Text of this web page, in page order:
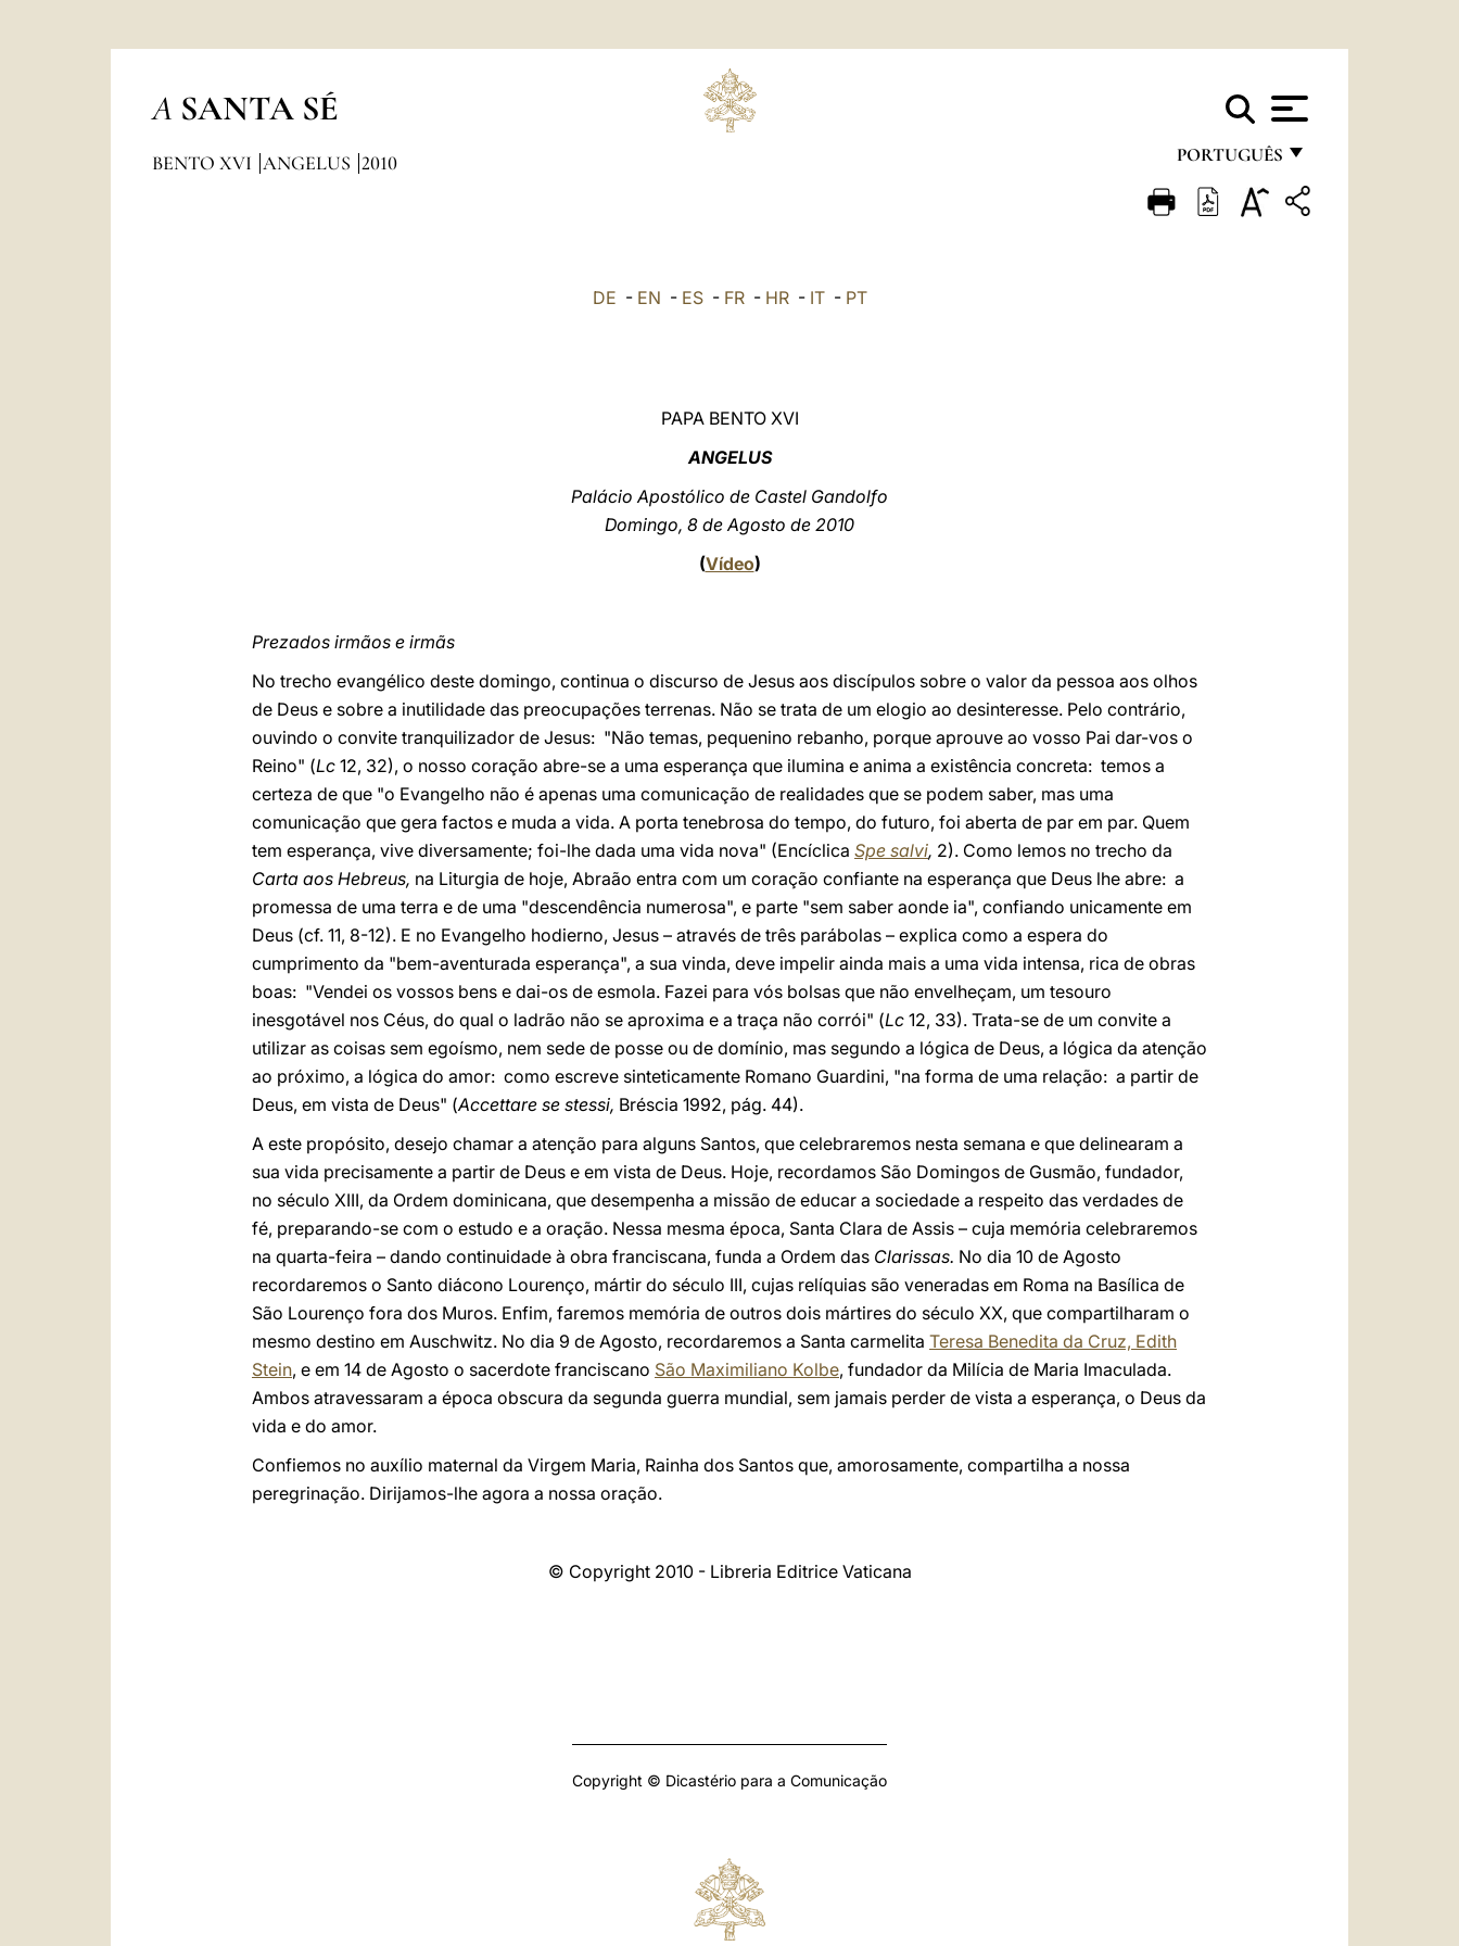
A SANTA SÉ
PORTUGUÊS
FRANÇAIS
BENTO XVI ANGELUS 2010
DE - EN - ES- FR- HR- IT- PT
PAPA BENTO XVI
ANGELUS
Palácio Apostólico de Castel Gandolfo
Domingo, 8 de Agosto de 2010
(Vídeo)
Prezados irmãos e irmãs
No trecho evangélico deste domingo, continua o discurso de Jesus aos discípulos sobre o valor da pessoa aos olhos
de Deus e sobre a inutilidade das preocupações terrenas. Não se trata de um elogio ao desinteresse. Pelo contrário,
ouvindo o convite tranquilizador de Jesus: "Não temas, pequenino rebanho, porque aprouve ao vosso Pai dar-vos o
Reino" (Lc 12, 32), o nosso coração abre-se a uma esperança que ilumina e anima a existência concreta: temos a
certeza de que "o Evangelho não é apenas uma comunicação de realidades que se podem saber, mas uma
comunicação que gera factos e muda a vida. A porta tenebrosa do tempo, do futuro, foi aberta de par em par. Quem
tem esperança, vive diversamente; foi-lhe dada uma vida nova" (Encíclica Spe salvi, 2). Como lemos no trecho da
Carta aos Hebreus, na Liturgia de hoje, Abraão entra com um coração confiante na esperança que Deus lhe abre: a
promessa de uma terra e de uma "descendência numerosa", e parte "sem saber aonde ia", confiando unicamente em
Deus (cf. 11, 8-12). E no Evangelho hodierno, Jesus – através de três parábolas – explica como a espera do
cumprimento da "bem-aventurada esperança", a sua vinda, deve impelir ainda mais a uma vida intensa, rica de obras
boas: "Vendei os vossos bens e dai-os de esmola. Fazei para vós bolsas que não envelheçam, um tesouro
inesgotável nos Céus, do qual o ladrão não se aproxima e a traça não corrói" (Lc 12, 33). Trata-se de um convite a
utilizar as coisas sem egoísmo, nem sede de posse ou de domínio, mas segundo a lógica de Deus, a lógica da atenção
ao próximo, a lógica do amor: como escreve sinteticamente Romano Guardini, "na forma de uma relação: a partir de
Deus, em vista de Deus" (Accettare se stessi, Bréscia 1992, pág. 44).
A este propósito, desejo chamar a atenção para alguns Santos, que celebraremos nesta semana e que delinearam a
sua vida precisamente a partir de Deus e em vista de Deus. Hoje, recordamos São Domingos de Gusmão, fundador,
no século XIII, da Ordem dominicana, que desempenha a missão de educar a sociedade a respeito das verdades de
fé, preparando-se com o estudo e a oração. Nessa mesma época, Santa Clara de Assis – cuja memória celebraremos
na quarta-feira – dando continuidade à obra franciscana, funda a Ordem das Clarissas. No dia 10 de Agosto
recordaremos o Santo diácono Lourenço, mártir do século III, cujas relíquias são veneradas em Roma na Basílica de
São Lourenço fora dos Muros. Enfim, faremos memória de outros dois mártires do século XX, que compartilharam o
mesmo destino em Auschwitz. No dia 9 de Agosto, recordaremos a Santa carmelita Teresa Benedita da Cruz, Edith
Stein, e em 14 de Agosto o sacerdote franciscano São Maximiliano Kolbe, fundador da Milícia de Maria Imaculada.
Ambos atravessaram a época obscura da segunda guerra mundial, sem jamais perder de vista a esperança, o Deus da
vida e do amor.
Confiemos no auxílio maternal da Virgem Maria, Rainha dos Santos que, amorosamente, compartilha a nossa
peregrinação. Dirijamos-lhe agora a nossa oração.
© Copyright 2010 - Libreria Editrice Vaticana
Copyright © Dicastério para a Comunicação